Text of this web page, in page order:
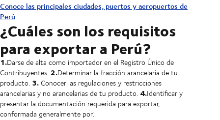
Conoce las principales ciudades, puertos y aeropuertos de
Perú
¿Cuáles son los requisitos
para exportar a Perú?
1.Darse de alta como importador en el Registro Único de
Contribuyentes. 2.Determinar la fracción arancelaria de tu
producto. 3.Conocer las regulaciones y restricciones
arancelarias y no arancelarias de tu producto. 4.Identificar y
presentar la documentación requerida para exportar,
conformada generalmente por: